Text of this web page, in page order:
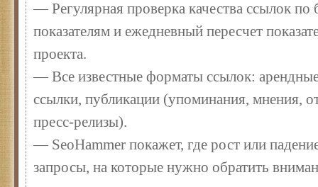
— Регулярная проверка качества ссылок по
показателям и ежедневный пересчет
проекта.
— Все известные форматы ссылок:
ссылки, публикации (упоминания, мнения,
пресс-релизы).
— SeoHammer покажет, где рост или
запросы, на которые нужно обратить